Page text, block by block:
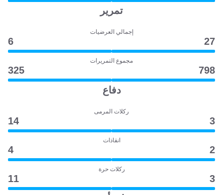
تمرير
إجمالي العرضيات
27
6
مجموع التمريرات
798
325
دفاع
ركلات المرمى
3
14
انقاذات
2
4
ركلات حرة
3
11